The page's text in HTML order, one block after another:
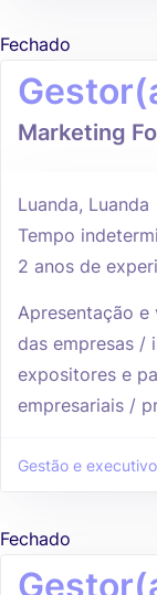
Fechado
Marketing
Luanda, Luanda
Tempo
2 anos de
Apresentação e
das empresas /
expositores e
empresariais /
Gestão e executivo
Fechado